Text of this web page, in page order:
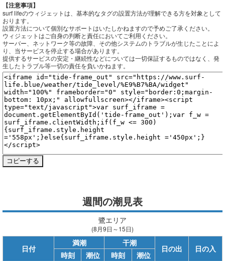
【注意事項】
surf lifeのウィジェットは、基本的なタグの設置方法が理解できる方を対象として
おります。
設置方法について個別なサポートはいたしかねますので予めご了承ください。
ウィジェットはご自身の判断と責任においてご利用ください。
サーバー、ネットワーク等の故障、その他システムのトラブルが生じたことによ
り、当サービスを停止する場合があります。
提供するサービスの安定・継続性などについては一切保証するものではなく、発
生したトラブル等一切の責任を負いかねます。
週間の潮見表
鷺エリア
(8月9日～15日)
日付
満潮 干潮
日の出 日の入
時刻 潮位 時刻 潮位